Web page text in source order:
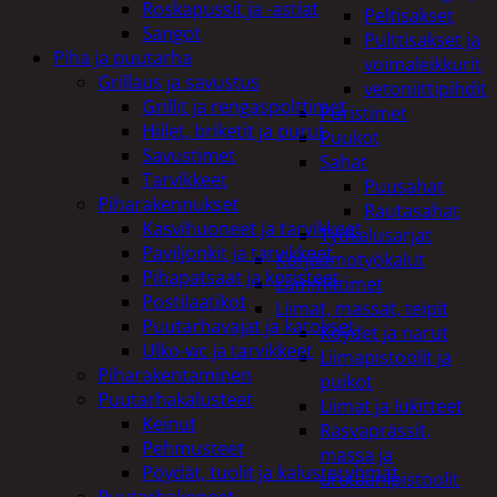
Peltisakset
Pulttisakset ja
voimaleikkurit
vetoniittipihdit
Puristimet
Puukot
Sahat
Puusahat
Rautasahat
Työkalusarjat
Korjaamotyökalut
Lämmittimet
Liimat, massat, teipit
Köydet ja narut
Liimapistoolit ja
puikot
Liimat ja lukitteet
Rasvaprässit,
massa ja
uretaanipistoolit
Roskapussit ja -astiat
Sangot
Piha ja puutarha
Grillaus ja savustus
Grillit ja rengaspolttimet
Hiilet, briketit ja purut
Savustimet
Tarvikkeet
Piharakennukset
Kasvihuoneet ja tarvikkeet
Paviljonkit ja tarvikkeet
Pihapatsaat ja koristeet
Postilaatikot
Puutarhavajat ja katokset
Ulko-wc ja tarvikkeet
Piharakentaminen
Puutarhakalusteet
Keinut
Pehmusteet
Pöydät, tuolit ja kalusteryhmät